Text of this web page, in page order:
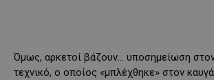
Όμως, αρκετοί βάζουν… υποσημείωση
τεχνικό, ο οποίος «μπλέχθηκε» στον